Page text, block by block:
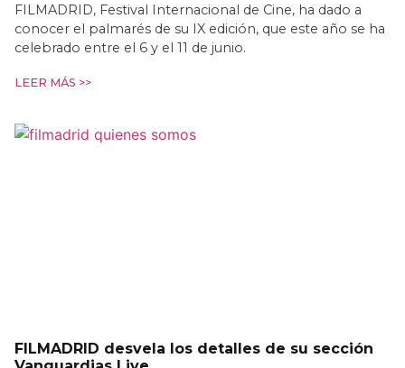
FILMADRID, Festival Internacional de Cine, ha dado a
conocer el palmarés de su IX edición, que este año se ha
celebrado entre el 6 y el 11 de junio.
LEER MÁS >>
FILMADRID desvela los detalles de su sección